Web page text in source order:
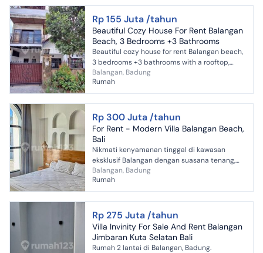
Rp 155 Juta /tahun
Beautiful Cozy House For Rent Balangan
Beach, 3 Bedrooms +3 Bathrooms
Beautiful cozy house for rent Balangan beach,
3 bedrooms +3 bathrooms with a rooftop,
close to everything within walking distance to
Shops, cafe,...
Balangan, Badung
Rumah
Rp 300 Juta /tahun
For Rent - Modern Villa Balangan Beach,
Bali
Nikmati kenyamanan tinggal di kawasan
eksklusif Balangan dengan suasana tenang,
private, dan dekat ke pantai. Cocok untuk
hunian pribadi maupun wor...
Balangan, Badung
Rumah
Rp 275 Juta /tahun
Villa Invinity For Sale And Rent Balangan
Jimbaran Kuta Selatan Bali
Rumah 2 lantai di Balangan, Badung.